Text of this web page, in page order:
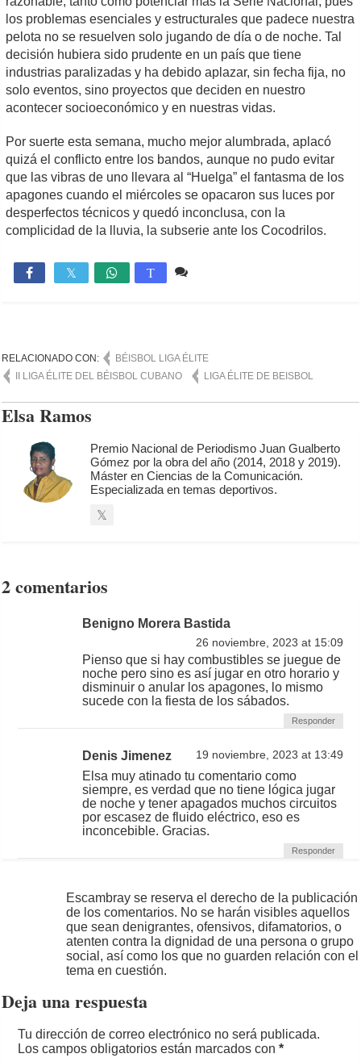
los problemas esenciales y estructurales que padece nuestra
pelota no se resuelven solo jugando de día o de noche. Tal
decisión hubiera sido prudente en un país que tiene
industrias paralizadas y ha debido aplazar, sin fecha fija, no
solo eventos, sino proyectos que deciden en nuestro
acontecer socioeconómico y en nuestras vidas.
Por suerte esta semana, mucho mejor alumbrada, aplacó
quizá el conflicto entre los bandos, aunque no pudo evitar
que las vibras de uno llevara al “Huelga” el fantasma de los
apagones cuando el miércoles se opacaron sus luces por
desperfectos técnicos y quedó inconclusa, con la
complicidad de la lluvia, la subserie ante los Cocodrilos.
 T
RELACIONADO CON:
BÉISBOL LIGA ÉLITE
II LIGA ÉLITE DEL BÉISBOL CUBANO
LIGA ÉLITE DE BEISBOL
Elsa Ramos
Premio Nacional de Periodismo Juan Gualberto
Gómez por la obra del año (2014, 2018 y 2019).
Máster en Ciencias de la Comunicación.
Especializada en temas deportivos.
2 comentarios
Benigno Morera Bastida
26 noviembre, 2023 at 15:09
Pienso que si hay combustibles se juegue de
noche pero sino es así jugar en otro horario y
disminuir o anular los apagones, lo mismo
sucede con la fiesta de los sábados.
Responder
Denis Jimenez 19 noviembre, 2023 at 13:49
Elsa muy atinado tu comentario como
siempre, es verdad que no tiene lógica jugar
de noche y tener apagados muchos circuitos
por escasez de fluido eléctrico, eso es
inconcebible. Gracias.
Responder
Escambray se reserva el derecho de la publicación
de los comentarios. No se harán visibles aquellos
que sean denigrantes, ofensivos, difamatorios, o
atenten contra la dignidad de una persona o grupo
social, así como los que no guarden relación con el
tema en cuestión.
Deja una respuesta
Tu dirección de correo electrónico no será publicada.
Los campos obligatorios están marcados con*